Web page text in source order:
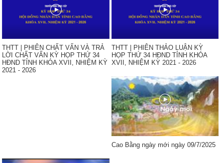
THTT | PHIÊN CHẤT VẤN VÀ TRẢ
LỜI CHẤT VẤN KỲ HỌP THỨ 34
HĐND TỈNH KHÓA XVII, NHIỆM KỲ
2021 - 2026
THTT | PHIÊN THẢO LUẬN KỲ
HỌP THỨ 34 HĐND TỈNH KHÓA
XVII, NHIỆM KỲ 2021 - 2026
Cao Bằng ngày mới ngày 09/7/2025